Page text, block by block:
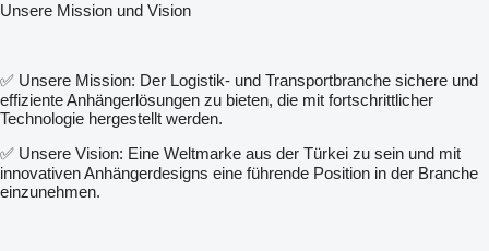
Unsere Mission und Vision
✅ Unsere Mission: Der Logistik- und Transportbranche sichere und
effiziente Anhängerlösungen zu bieten, die mit fortschrittlicher
Technologie hergestellt werden.
✅ Unsere Vision: Eine Weltmarke aus der Türkei zu sein und mit
innovativen Anhängerdesigns eine führende Position in der Branche
einzunehmen.